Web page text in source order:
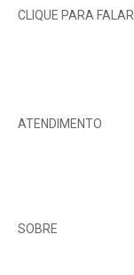
CLIQUE PARA FALAR
ATENDIMENTO
SOBRE